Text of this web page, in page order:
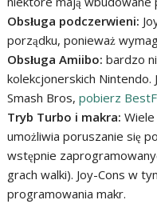
Obsługa podczerwieni:
porządku, ponieważ
Obsługa Amiibo: bardzo
kolekcjonerskich Nintendo.
Smash Bros, pobierz
Tryb Turbo i makra:
umożliwia poruszanie się
wstępnie
grach walki). Joy-Cons w
programowania makr.